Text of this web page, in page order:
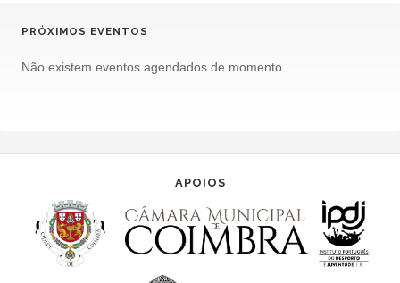
PRÓXIMOS EVENTOS
Não existem eventos agendados de momento.
APOIOS